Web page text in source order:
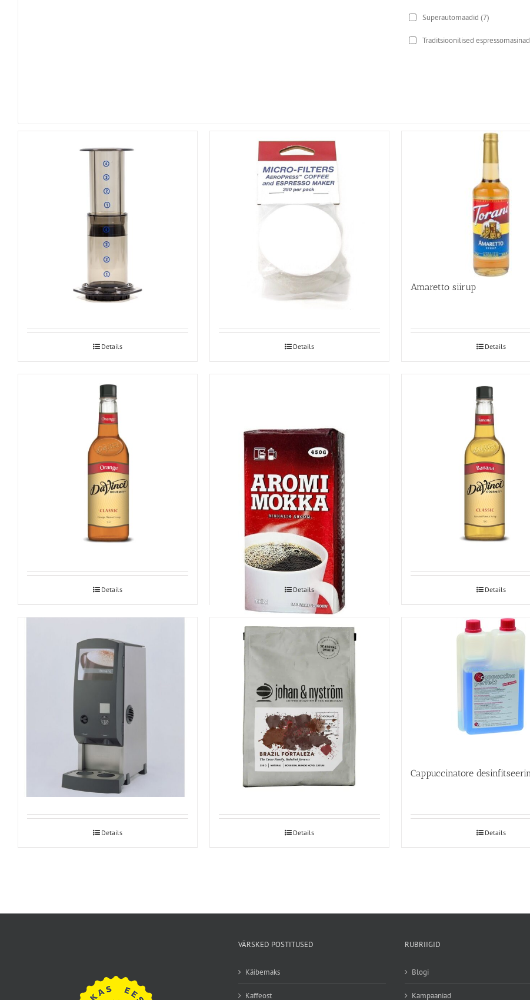
Superautomaadid (7)
Traditsioonilised espressomasinad
Details Details
Amaretto siirup
Details
Apelsinisiirup 1L
Details
Aromi Mokka filtrikohv 450g
Details
Banaanisiirup 1L
Details
Details
Brazil Fortaleza 250g
Details Details
VÄRSKED POSTITUSED
Käibemaks
Kaffeost
RUBRIIGID
Blogi
Kampaaniad